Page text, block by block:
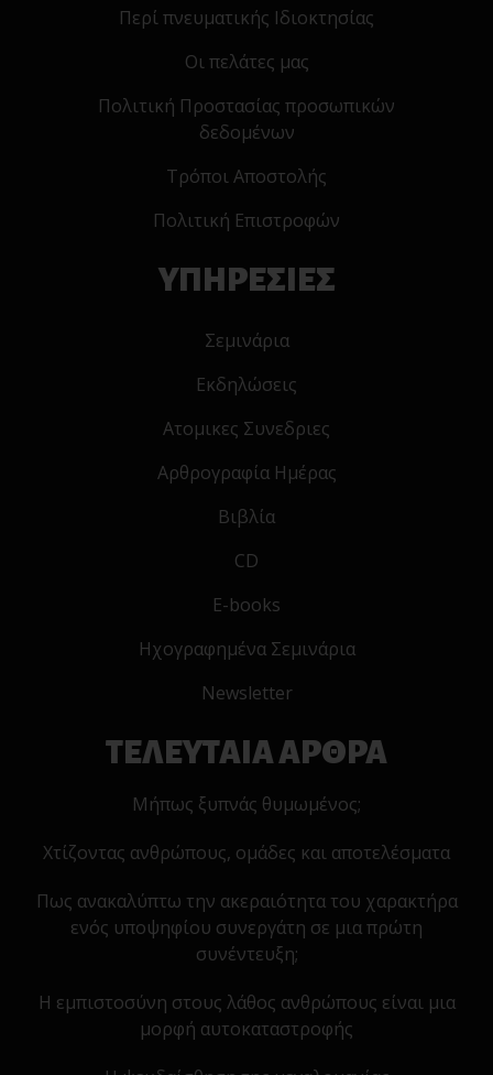
Περί πνευματικής Ιδιοκτησίας
Οι πελάτες μας
Πολιτική Προστασίας προσωπικών
δεδομένων
Τρόποι Αποστολής
Πολιτική Επιστροφών
ΥΠΗΡΕΣΙΕΣ
Σεμινάρια
Εκδηλώσεις
Ατομικες Συνεδριες
Αρθρογραφία Ημέρας
Βιβλία
CD
E-books
Ηχογραφημένα Σεμινάρια
Newsletter
ΤΕΛΕΥΤΑΙΑ ΑΡΘΡΑ
Μήπως ξυπνάς θυμωμένος;
Χτίζοντας ανθρώπους, ομάδες και αποτελέσματα
Πως ανακαλύπτω την ακεραιότητα του χαρακτήρα
ενός υποψηφίου συνεργάτη σε μια πρώτη
συνέντευξη;
Η εμπιστοσύνη στους λάθος ανθρώπους είναι μια
μορφή αυτοκαταστροφής